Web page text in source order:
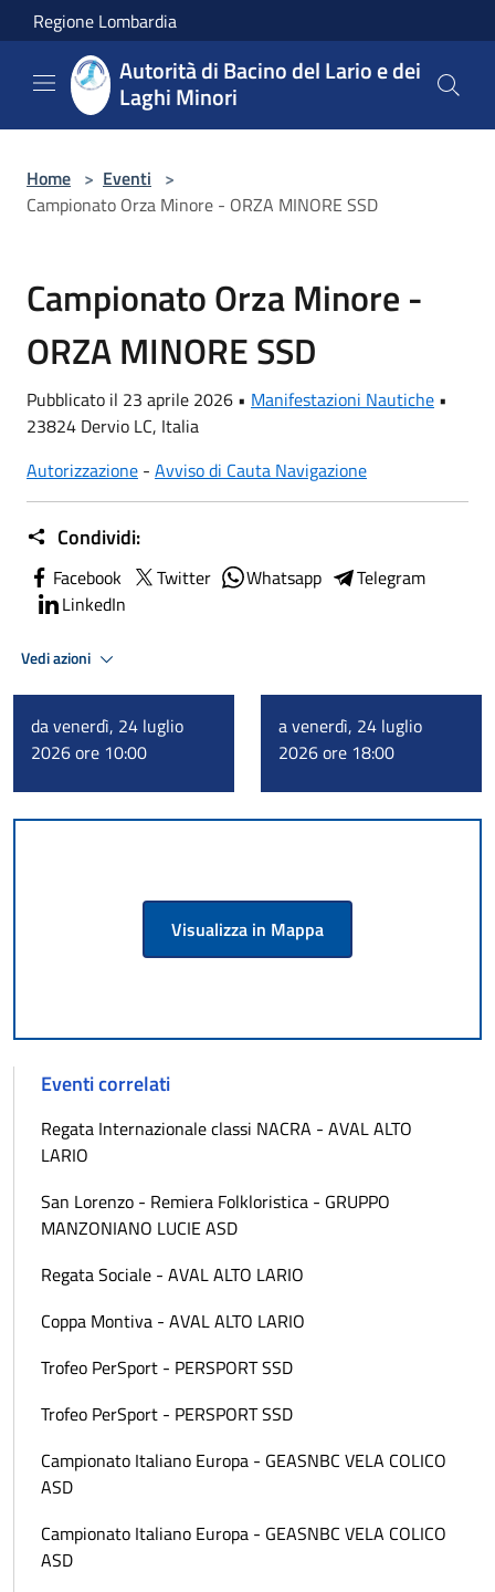
Salta al contenuto principale
Regione Lombardia
Autorità di Bacino del Lario e dei
Laghi Minori
Home > Eventi >
Campionato Orza Minore - ORZA MINORE SSD
Campionato Orza Minore -
ORZA MINORE SSD
Pubblicato il 23 aprile 2026 • Manifestazioni Nautiche •
23824 Dervio LC, Italia
Autorizzazione - Avviso di Cauta Navigazione
Condividi:
Facebook Twitter Whatsapp
Telegram
LinkedIn
Vedi azioni
da venerdì, 24 luglio
2026 ore 10:00
a venerdì, 24 luglio
2026 ore 18:00
Visualizza in Mappa
Eventi correlati
Regata Internazionale classi NACRA - AVAL ALTO
LARIO
San Lorenzo - Remiera Folkloristica - GRUPPO
MANZONIANO LUCIE ASD
Regata Sociale - AVAL ALTO LARIO
Coppa Montiva - AVAL ALTO LARIO
Trofeo PerSport - PERSPORT SSD
Trofeo PerSport - PERSPORT SSD
Campionato Italiano Europa - GEASNBC VELA COLICO
ASD
Campionato Italiano Europa - GEASNBC VELA COLICO
ASD